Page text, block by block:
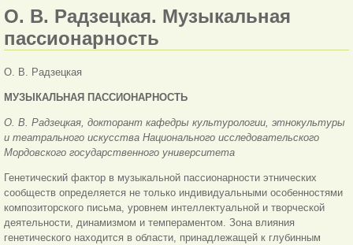
О. В. Радзецкая. Музыкальная
пассионарность
О. В. Радзецкая
МУЗЫКАЛЬНАЯ ПАССИОНАРНОСТЬ
О. В. Радзецкая, докторант кафедры культурологии, этнокультуры
и театрального искусства Национального исследовательского
Мордовского государственного университета
Генетический фактор в музыкальной пассионарности этнических
сообществ определяется не только индивидуальными особенностями
композиторского письма, уровнем интеллектуальной и творческой
деятельности, динамизмом и темпераментом. Зона влияния
генетического находится в области, принадлежащей к глубинным